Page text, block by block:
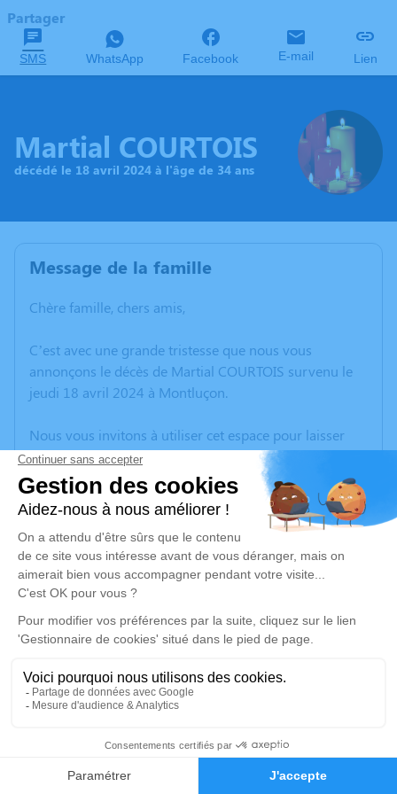
Faire-part Hommages
Partager
SMS WhatsApp Facebook E-mail Lien
Martial COURTOIS
décédé le 18 avril 2024 à l'âge de 34 ans
Message de la famille
Chère famille, chers amis,
C’est avec une grande tristesse que nous vous
annonçons le décès de Martial COURTOIS survenu le
jeudi 18 avril 2024 à Montluçon.
Nous vous invitons à utiliser cet espace pour laisser
vos condoléances, partager des photos souvenirs, une
anecdote ou exprimer vos pensées à travers des
poèmes ou des textes. Cet endroit est un lieu
d'expression dédié à honorer la mémoire de Martial
COURTOIS.
Un service de plantation d’arbre hommage est
disponible ici.
Je rends hommage
Cérémonie civile
Crématorium de Montluçon de Domérat
70 Avenue Ambroise Croizat